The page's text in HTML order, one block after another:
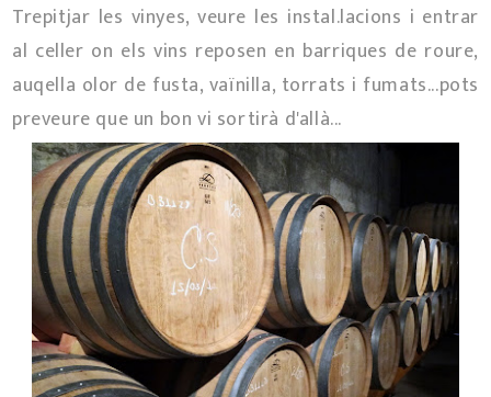
Trepitjar les vinyes, veure les instal.lacions i entrar
al celler on els vins reposen en barriques de roure,
auqella olor de fusta, vaïnilla, torrats i fumats...pots
preveure que un bon vi sortirà d'allà...